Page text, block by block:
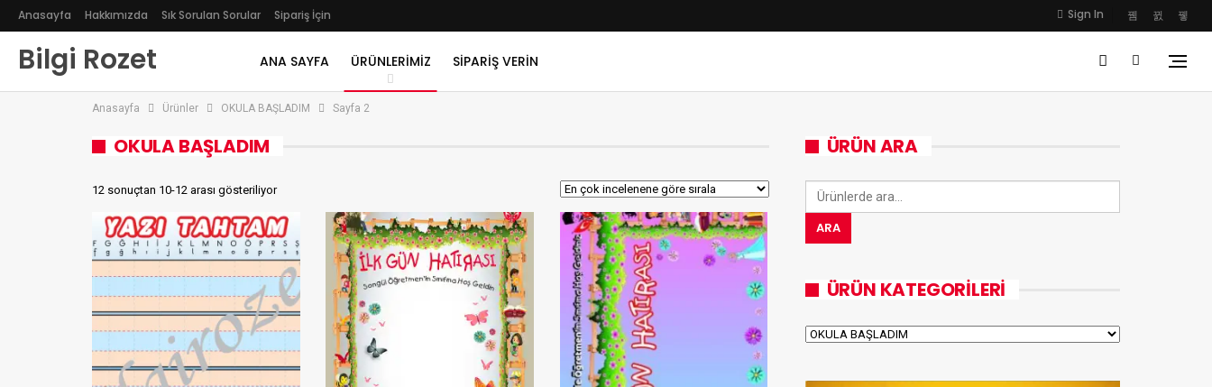
Sign In
Anasayfa Hakkımızda Sık Sorulan Sorular Sipariş İçin
Bilgi Rozet ANA SAYFA ÜRÜNLERIMIZ SIPARIŞ VERIN
Anasayfa Ürünler OKULA BAŞLADIM Sayfa 2
OKULA BAŞLADIM
12 sonuçtan 10-12 arası gösteriliyor
ÜRÜN ARA
Ara:
ARA
ÜRÜN KATEGORILERI